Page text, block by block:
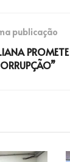
publicação